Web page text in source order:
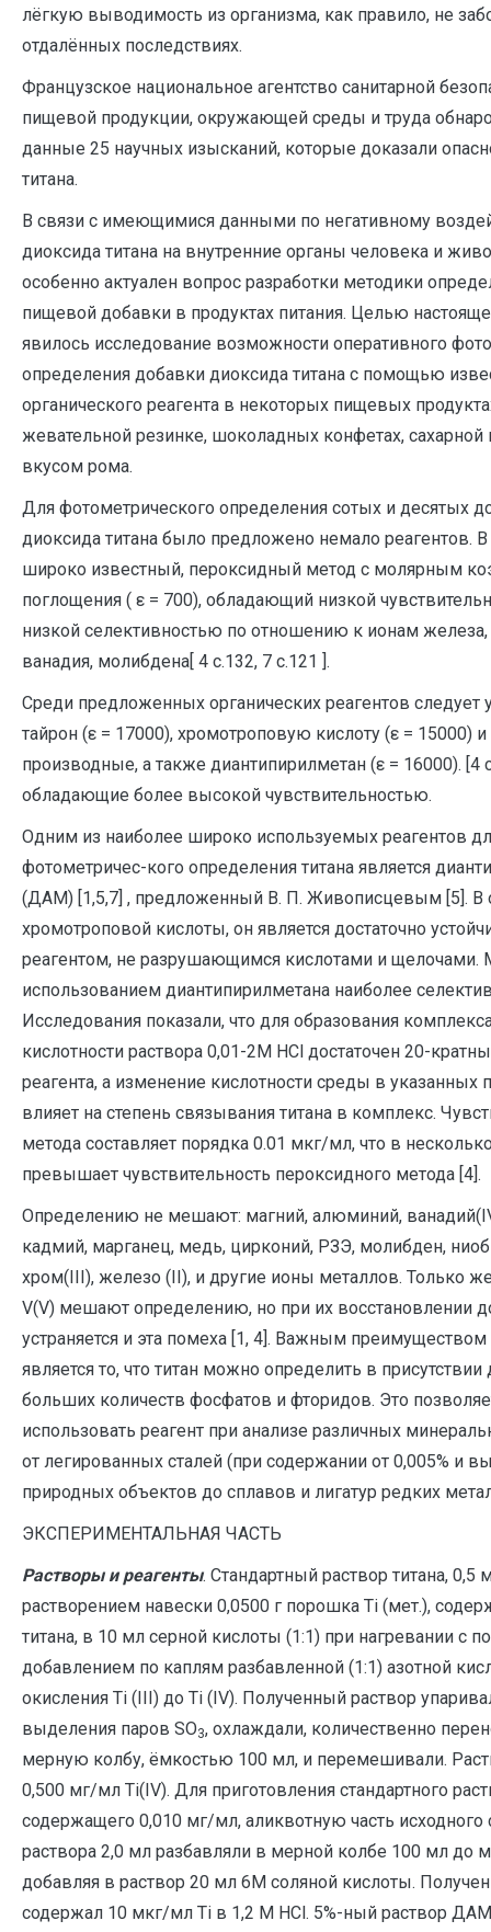
лёгкую выводимость из организма, как правило, не
отдалённых последствиях.
Французское национальное агентство санитарной
пищевой продукции, окружающей среды и труда
данные 25 научных изысканий, которые доказали
титана.
В связи с имеющимися данными по негативному
диоксида титана на внутренние органы человека и
особенно актуален вопрос разработки методики
пищевой добавки в продуктах питания. Целью
явилось исследование возможности оперативного
определения добавки диоксида титана с помощью
органического реагента в некоторых пищевых
жевательной резинке, шоколадных конфетах, сахарной
вкусом рома.
Для фотометрического определения сотых и десятых
диоксида титана было предложено немало реагентов. В
широко известный, пероксидный метод с молярным
поглощения ( ε = 700), обладающий низкой
низкой селективностью по отношению к ионам железа,
ванадия, молибдена[ 4 c.132, 7 c.121 ].
Среди предложенных органических реагентов следует
тайрон (ε = 17000), хромотроповую кислоту (ε = 15000) и
производные, а также диантипирилметан (ε = 16000). [4
обладающие более высокой чувствительностью.
Одним из наиболее широко используемых реагентов
фотометричес-кого определения титана является
(ДАМ) [1,5,7] , предложенный В. П. Живописцевым [5]. В
хромотроповой кислоты, он является достаточно
реагентом, не разрушающимся кислотами и щелочами.
использованием диантипирилметана наиболее
Исследования показали, что для образования
кислотности раствора 0,01-2М HCl достаточен 20-
реагента, а изменение кислотности среды в указанных
влияет на степень связывания титана в комплекс.
метода составляет порядка 0.01 мкг/мл, что в
превышает чувствительность пероксидного метода [4].
Определению не мешают: магний, алюминий,
кадмий, марганец, медь, цирконий, РЗЭ, молибден,
хром(III), железо (II), и другие ионы металлов. Только
V(V) мешают определению, но при их восстановлении
устраняется и эта помеха [1, 4]. Важным
является то, что титан можно определить в присутствии
больших количеств фосфатов и фторидов. Это
использовать реагент при анализе различных
от легированных сталей (при содержании от 0,005% и
природных объектов до сплавов и лигатур редких
ЭКСПЕРИМЕНТАЛЬНАЯ ЧАСТЬ
Растворы и реагенты. Стандартный раствор титана, 0,5
растворением навески 0,0500 г порошка Тi (мет.),
титана, в 10 мл серной кислоты (1:1) при нагревании с
добавлением по каплям разбавленной (1:1) азотной
окисления Тi (III) до Тi (IV). Полученный раствор
выделения паров SO3, охлаждали, количественно
мерную колбу, ёмкостью 100 мл, и перемешивали.
0,500 мг/мл Тi(IV). Для приготовления стандартного
содержащего 0,010 мг/мл, аликвотную часть исходного
раствора 2,0 мл разбавляли в мерной колбе 100 мл до
добавляя в раствор 20 мл 6М соляной кислоты.
содержал 10 мкг/мл Тi в 1,2 М НСl. 5%-ный раствор